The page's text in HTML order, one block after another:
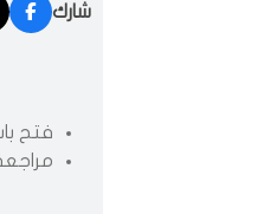
شارك
فتح